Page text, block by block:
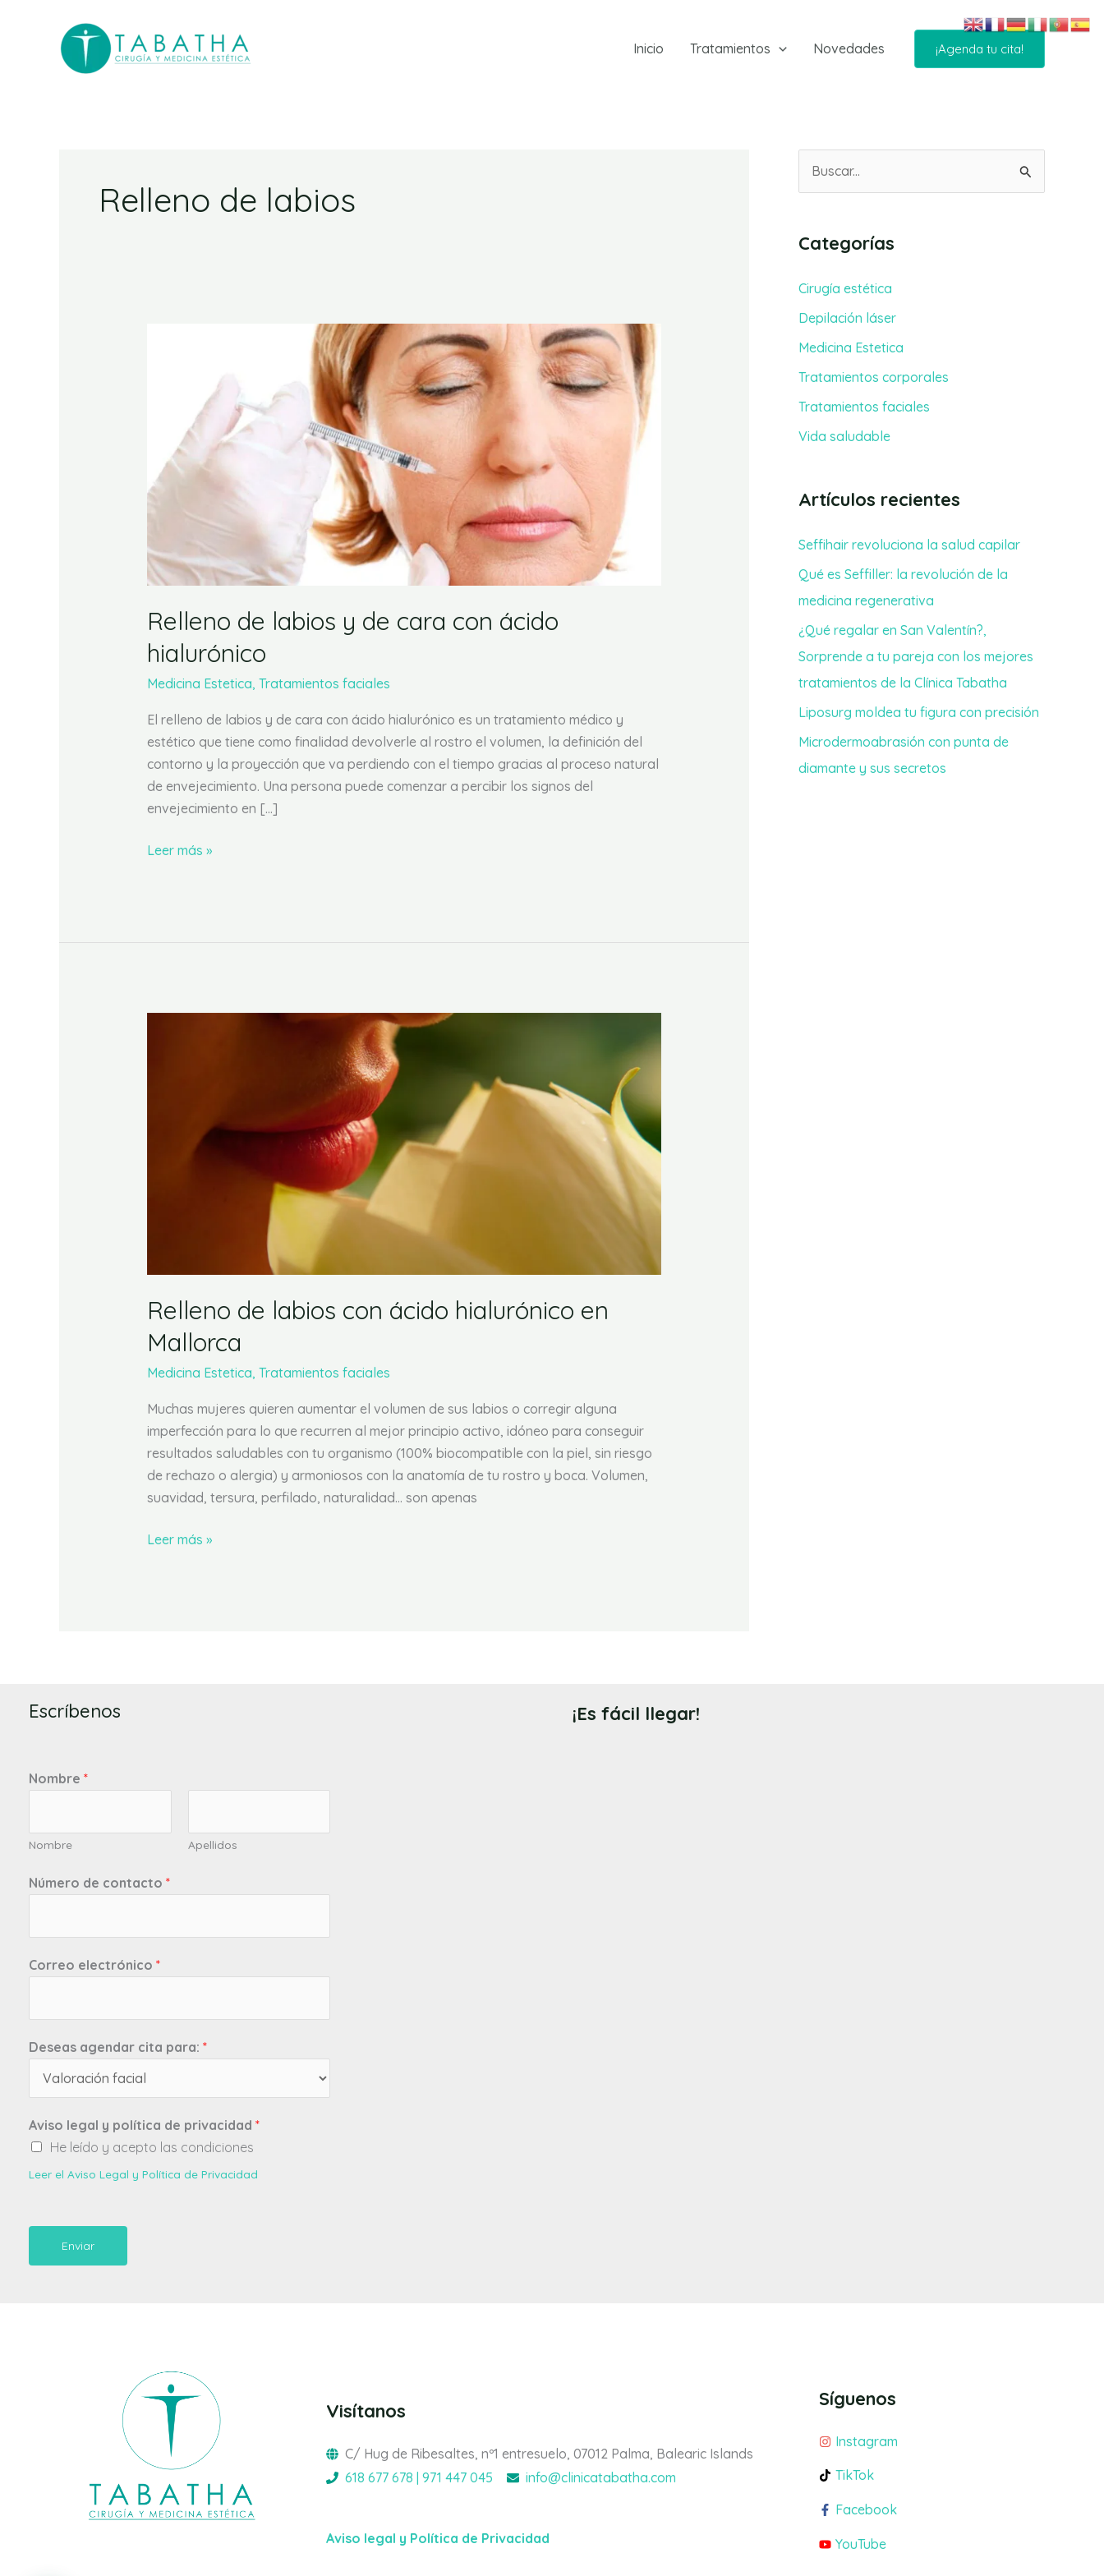
Inicio Tratamientos Novedades ¡Agenda tu cita!
Relleno de labios
Relleno de labios y de cara con ácido
hialurónico
Medicina Estetica, Tratamientos faciales
El relleno de labios y de cara con ácido hialurónico es un tratamiento médico y
estético que tiene como finalidad devolverle al rostro el volumen, la definición del
contorno y la proyección que va perdiendo con el tiempo gracias al proceso natural
de envejecimiento. Una persona puede comenzar a percibir los signos del
envejecimiento en […]
con
ácido
Leer más »
Relleno de labios con ácido hialurónico en
Mallorca
Medicina Estetica, Tratamientos faciales
Muchas mujeres quieren aumentar el volumen de sus labios o corregir alguna
imperfección para lo que recurren al mejor principio activo, idóneo para conseguir
resultados saludables con tu organismo (100% biocompatible con la piel, sin riesgo
de rechazo o alergia) y armoniosos con la anatomía de tu rostro y boca. Volumen,
suavidad, tersura, perfilado, naturalidad… son apenas
hialurónico
Leer más »
c
a
r
Categorías
Cirugía estética
Depilación láser
Medicina Estetica
Tratamientos corporales
Tratamientos faciales
Vida saludable
Artículos recientes
Seffihair revoluciona la salud capilar
Qué es Seffiller: la revolución de la
medicina regenerativa
¿Qué regalar en San Valentín?,
Sorprende a tu pareja con los mejores
tratamientos de la Clínica Tabatha
Liposurg moldea tu figura con precisión
Microdermoabrasión con punta de
diamante y sus secretos
Escríbenos
Nombre *
Nombre Apellidos
Número de contacto *
Correo electrónico *
Deseas agendar cita para: *
Aviso legal y política de privacidad *
He leído y acepto las condiciones
Leer el Aviso Legal y Política de Privacidad
Enviar
¡Es fácil llegar!
Visítanos
C/ Hug de Ribesaltes, nº1 entresuelo, 07012 Palma, Balearic Islands
618 677 678 | 971 447 045
info@clinicatabatha.com
Aviso legal y Política de Privacidad
Síguenos
Instagram
TikTok
Facebook
YouTube